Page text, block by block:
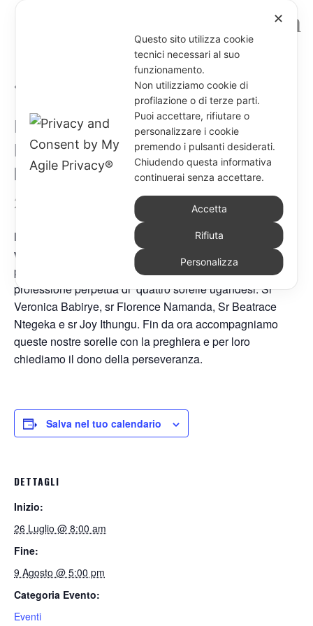
« Tutti gli Eventi
La Priora generale visita la
Delegazione "N.S. Regina dei
Martiri" – Uganda
26 Luglio @ 8:00 am 9 Agosto @ 5:00 pm
Dal 26 luglio 2026 al 9 agosto 2026, sr Viviana Sisack
visiterà le sorelle della Delegazione di Uganda
particolare, l’8 agosto 2026 a Kakumiro, riceverà la
professione perpetua di quattro sorelle ugandesi: Sr
Veronica Babirye, sr Florence Namanda, Sr Beatrace
Ntegeka e sr Joy Ithungu. Fin da ora accompagniamo
queste nostre sorelle con la preghiera e per loro
chiediamo il dono della perseveranza.
Salva nel tuo calendario
DETTAGLI
Inizio:
26 Luglio @ 8:00 am
Fine:
9 Agosto @ 5:00 pm
Categoria Evento:
Eventi
✕
Questo sito utilizza cookie
tecnici necessari al suo
funzionamento.
Non utilizziamo cookie di
profilazione o di terze parti.
Puoi accettare, rifiutare o
personalizzare i cookie
premendo i pulsanti desiderati.
Chiudendo questa informativa
continuerai senza accettare.
Accetta
Rifiuta
Personalizza